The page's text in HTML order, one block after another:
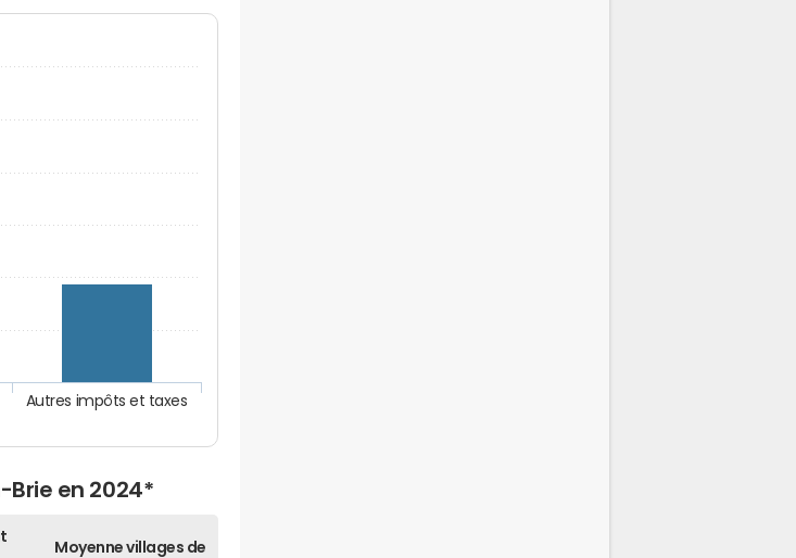
Autres impôts et taxes
en 2024*
Moyenne villages de